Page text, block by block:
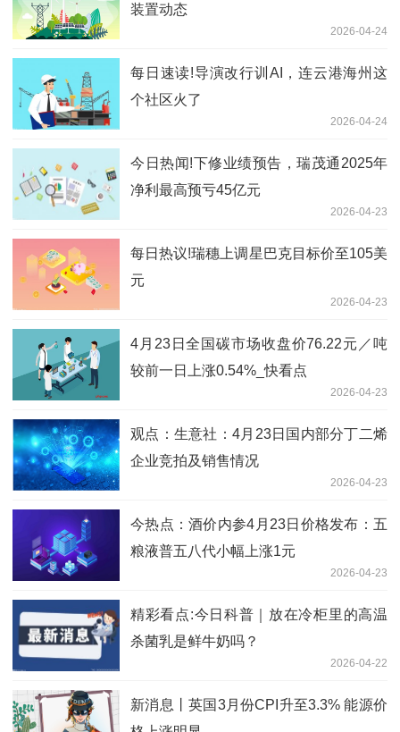
装置动态
2026-04-24
每日速读!导演改行训AI，连云港海州这
个社区火了
2026-04-24
今日热闻!下修业绩预告，瑞茂通2025年
净利最高预亏45亿元
2026-04-23
每日热议!瑞穗上调星巴克目标价至105美
元
2026-04-23
4月23日全国碳市场收盘价76.22元／吨
较前一日上涨0.54%_快看点
2026-04-23
观点：生意社：4月23日国内部分丁二烯
企业竞拍及销售情况
2026-04-23
今热点：酒价内参4月23日价格发布：五
粮液普五八代小幅上涨1元
2026-04-23
精彩看点:今日科普｜放在冷柜里的高温
杀菌乳是鲜牛奶吗？
2026-04-22
新消息丨英国3月份CPI升至3.3% 能源价